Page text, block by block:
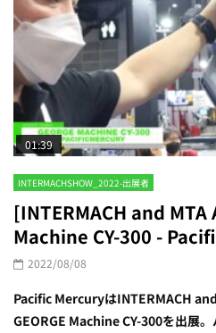
01:39
INTERMACHSHOW_2022-出展者
[INTERMACH and MTA
Machine CY-300 -
2022/08/08
Pacific MercuryはINTERMACH and
GEORGE Machine CY-300を出展